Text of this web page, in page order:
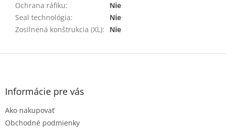
Ochrana ráfiku:
Nie
Seal technológia:
Nie
Zosilnená konštrukcia (XL): Nie
Z
Informácie pre vás
Ako nakupovať
Obchodné podmienky